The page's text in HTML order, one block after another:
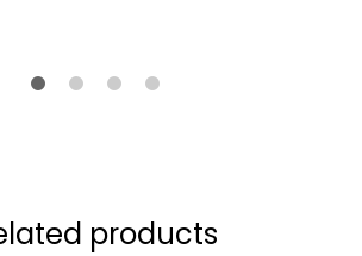
products